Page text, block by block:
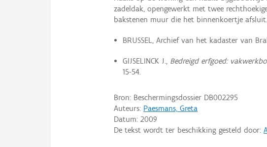
zadeldak, opengewerkt met twee
bakstenen muur die het binnenkoertje afsluit.
BRUSSEL, Archief van het kadaster van
GIJSELINCK J., Bedreigd erfgoed:
15-54.
Bron: Beschermingsdossier DB002295
Auteurs: Paesmans, Greta
Datum:2009
De tekst wordt ter beschikking gesteld door: